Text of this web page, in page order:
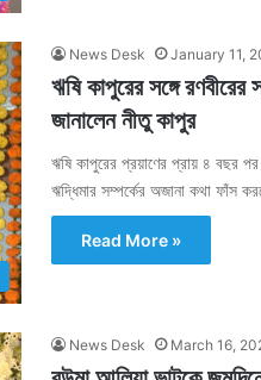
News Desk January 11,
ঋষি কাপুরের সঙ্গে রণবীরের
জানালেন নীতু কাপুর
ঋষি কাপুরের প্রয়াণের প্রায় ৪ বছর
ঋদ্ধিমার সম্পর্কের অজানা কথা ফাঁস
Read More »
News Desk March 16,